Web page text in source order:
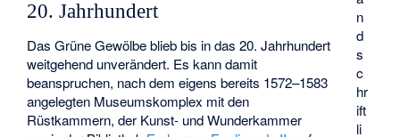
n
d
s
c
hr
ift
li
20. Jahrhundert
Das Grüne Gewölbe blieb bis in das 20. Jahrhundert
weitgehend unverändert. Es kann damit
beanspruchen, nach dem eigens bereits 1572–1583
angelegten Museumskomplex mit den
Rüstkammern, der Kunst- und Wunderkammer